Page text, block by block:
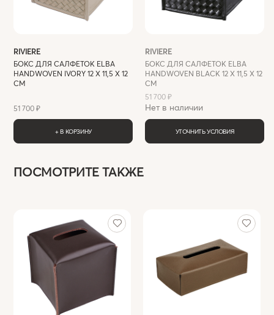
RIVIERE
БОКС ДЛЯ САЛФЕТОК ELBA
HANDWOVEN IVORY 12 X 11,5 X 12
СМ
51 700 ₽
+ В КОРЗИНУ
RIVIERE
БОКС ДЛЯ САЛФЕТОК ELBA
HANDWOVEN BLACK 12 X 11,5 X 12
СМ
51 700 ₽
Нет в наличии
УТОЧНИТЬ УСЛОВИЯ
ПОСМОТРИТЕ ТАКЖЕ